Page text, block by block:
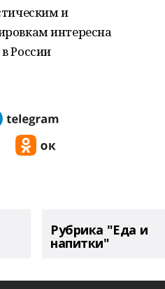
и
интересна
России
Рубрика "Еда и
напитки"